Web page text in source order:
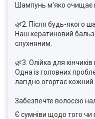
Шампунь м'яко очищає
🌿2. Після будь-якого
Наш кератиновий
слухняним.
🌿3. Олійка для
Одна із головних
лагідно огортає
Забезпечте волоссю
Є сумніви щодо того чи